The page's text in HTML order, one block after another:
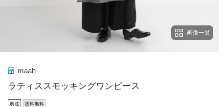
画像一覧
maah
ラティススモッキングワンピース